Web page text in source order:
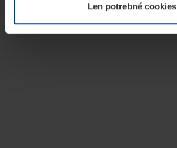
našej webovej stránky.Len potrebné cookies